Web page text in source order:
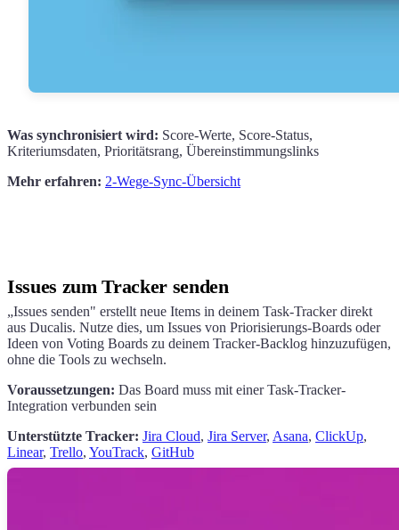
Was synchronisiert wird: Score-Werte, Score-Status,
Kriteriumsdaten, Prioritätsrang, Übereinstimmungslinks
Mehr erfahren: 2-Wege-Sync-Übersicht
Issues zum Tracker senden
„Issues senden" erstellt neue Items in deinem Task-Tracker direkt
aus Ducalis. Nutze dies, um Issues von Priorisierungs-Boards oder
Ideen von Voting Boards zu deinem Tracker-Backlog hinzuzufügen,
ohne die Tools zu wechseln.
Voraussetzungen: Das Board muss mit einer Task-Tracker-
Integration verbunden sein
Unterstützte Tracker: Jira Cloud, Jira Server, Asana, ClickUp,
Linear, Trello, YouTrack, GitHub